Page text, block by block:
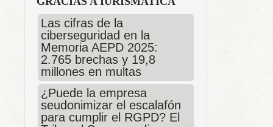
Las cifras de la
ciberseguridad en la
Memoria AEPD 2025:
2.765 brechas y 19,8
millones en multas
¿Puede la empresa
seudonimizar el escalafón
para cumplir el RGPD? El